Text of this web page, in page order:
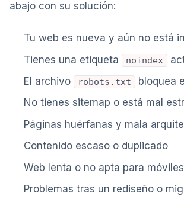
abajo con su solución:
Tu web es nueva y aún no está
Tienes una etiqueta
noindex
El archivo
robots.txt
bloquea
No tienes sitemap o está mal
Páginas huérfanas y mala
Contenido escaso o duplicado
Web lenta o no apta para móviles
Problemas tras un rediseño o